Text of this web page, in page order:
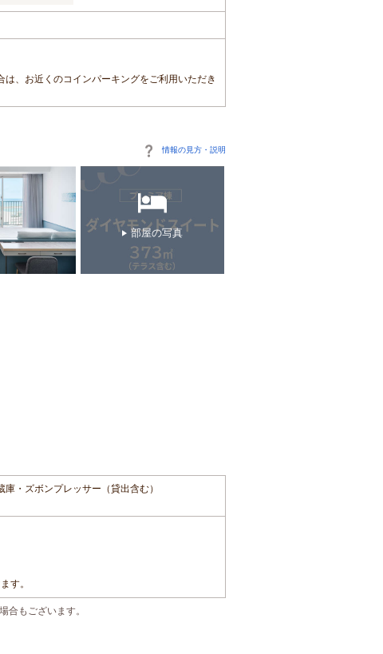
、お近くのコインパーキングをご利用いただき
情報の見方・説明
部屋の写真
・ズボンプレッサー（貸出含む）
す。
合もございます。